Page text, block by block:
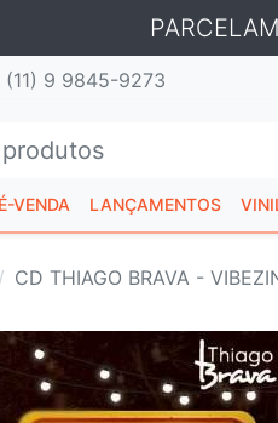
(11) 9 9845-9273
VENDA LANÇAMENTOS
CD THIAGO BRAVA -